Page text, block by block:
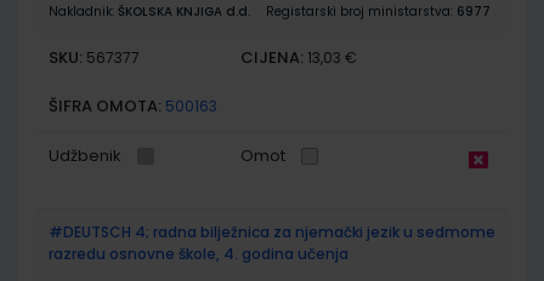
Nakladnik: ŠKOLSKA KNJIGA d.d. Registarski broj ministarstva: 6977
SKU: 567377 CIJENA: 13,03 €
ŠIFRA OMOTA: 500163
Udžbenik Omot
#DEUTSCH 4; radna bilježnica za njemački jezik u sedmome
razredu osnovne škole, 4. godina učenja